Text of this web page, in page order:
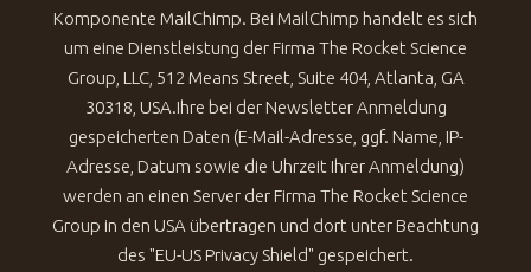
Komponente MailChimp. Bei MailChimp handelt es sich
um eine Dienstleistung der Firma The Rocket Science
Group, LLC, 512 Means Street, Suite 404, Atlanta, GA
30318, USA.Ihre bei der Newsletter Anmeldung
gespeicherten Daten (E-Mail-Adresse, ggf. Name, IP-
Adresse, Datum sowie die Uhrzeit Ihrer Anmeldung)
werden an einen Server der Firma The Rocket Science
Group in den USA übertragen und dort unter Beachtung
des "EU-US Privacy Shield" gespeichert.